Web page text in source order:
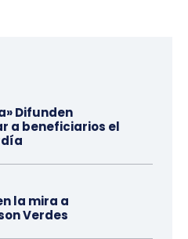
Difunden
a beneficiarios el
la mira a
Verdes